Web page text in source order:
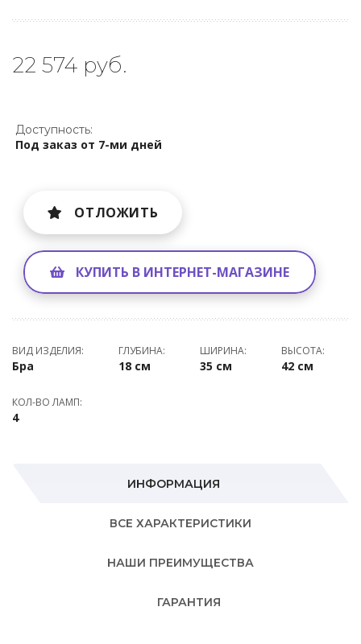
22 574 руб.
Доступность:
Под заказ от 7-ми дней
ОТЛОЖИТЬ
КУПИТЬ В ИНТЕРНЕТ-МАГАЗИНЕ
ВИД ИЗДЕЛИЯ:
Бра
ГЛУБИНА:
18 см
ШИРИНА:
35 см
ВЫСОТА:
42 см
КОЛ-ВО ЛАМП:
4
ИНФОРМАЦИЯ
ВСЕ ХАРАКТЕРИСТИКИ
НАШИ ПРЕИМУЩЕСТВА
ГАРАНТИЯ